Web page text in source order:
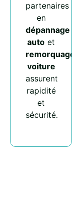
partenaires
en
dépannage
auto et
remorquage
voiture
assurent
rapidité
et
sécurité.